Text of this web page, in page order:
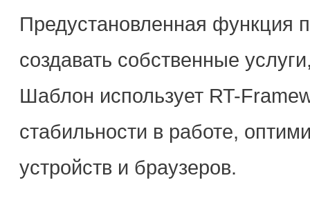
Предустановленная функция
создавать собственные
Шаблон использует RT-
стабильности в работе,
устройств и браузеров.